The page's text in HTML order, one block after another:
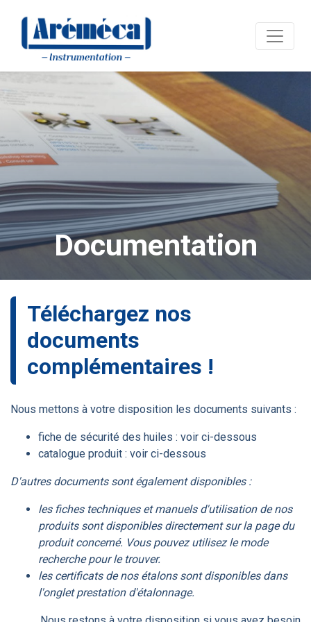
Documentation
Téléchargez nos
documents
complémentaires !
Nous mettons à votre disposition les documents suivants :
fiche de sécurité des huiles : voir ci-dessous
catalogue produit : voir ci-dessous
D'autres documents sont également disponibles :
les fiches techniques et manuels d'utilisation de nos
produits sont disponibles directement sur la page du
produit concerné. Vous pouvez utilisez le mode
recherche pour le trouver.
les certificats de nos étalons sont disponibles dans
l'onglet prestation d'étalonnage.